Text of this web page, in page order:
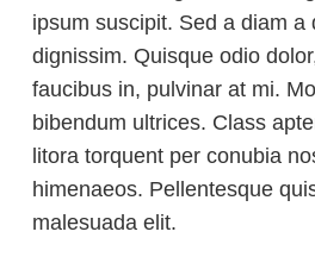
ipsum suscipit. Sed a diam a
dignissim. Quisque odio
faucibus in, pulvinar at mi.
bibendum ultrices. Class
litora torquent per conubia
himenaeos. Pellentesque
malesuada elit.